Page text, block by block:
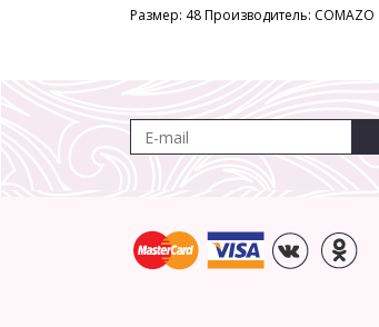
Размер: 48 Производитель: COMAZO